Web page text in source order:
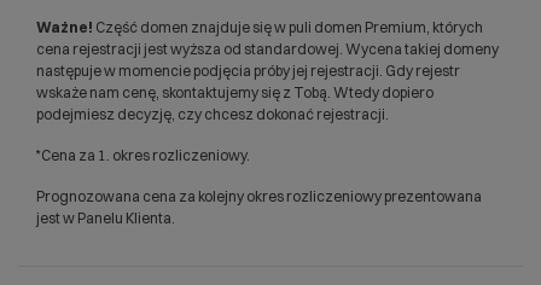
Ważne! Część domen znajduje się w puli domen Premium, których
cena rejestracji jest wyższa od standardowej. Wycena takiej domeny
następuje w momencie podjęcia próby jej rejestracji. Gdy rejestr
wskaże nam cenę, skontaktujemy się z Tobą. Wtedy dopiero
podejmiesz decyzję, czy chcesz dokonać rejestracji.
*Cena za 1. okres rozliczeniowy.
Prognozowana cena za kolejny okres rozliczeniowy prezentowana
jest w Panelu Klienta.